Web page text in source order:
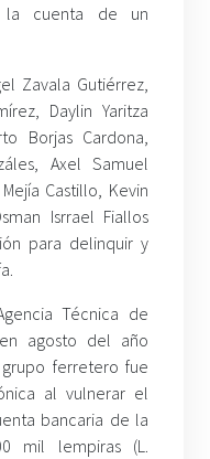
la cuenta de un
Zavala Gutiérrez,
Daylin Yaritza
Borjas Cardona,
Axel Samuel
Castillo, Kevin
Isrrael Fiallos
para delinquir y
Técnica de
en agosto del año
ferretero fue
al vulnerar el
bancaria de la
mil lempiras (L.